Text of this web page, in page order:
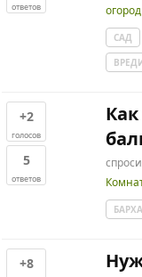
ответов
огород
САД
+2
голосов
5
ответов
+8